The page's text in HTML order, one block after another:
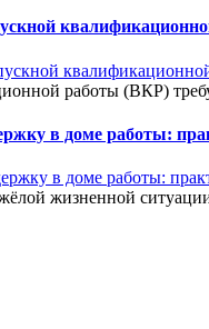
работы (ВКР)
в доме работы:
жизненной